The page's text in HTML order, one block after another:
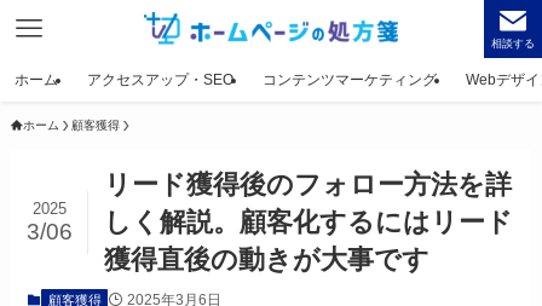
相談する
ホーム アクセスアップ・SEO コンテンツマーケティング Webデザ
ホーム 顧客獲得
リード獲得後のフォロー方法を詳
しく解説。顧客化するにはリード
獲得直後の動きが大事です
2025
3/06
顧客獲得 2025年3月6日